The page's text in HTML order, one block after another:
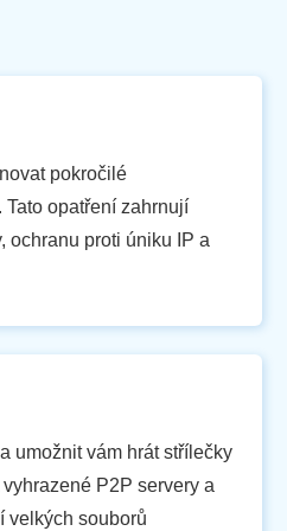
pokročilé
opatření zahrnují
ochranu proti úniku IP a
umožnit vám hrát střílečky
P2P servery a
velkých souborů